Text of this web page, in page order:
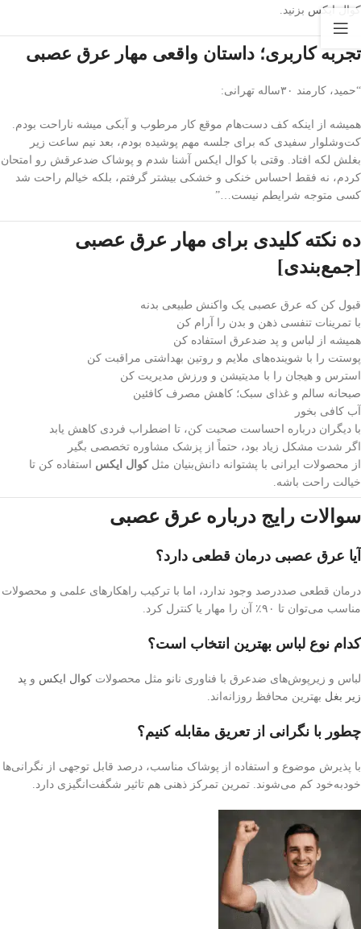
کوال ایکس بزنید.
تجربه کاربری؛ داستان واقعی مهار عرق عصبی
“حمید، کارمند ۳۰ساله تهرانی:
همیشه از اینکه کف دست‌هام موقع کار مرطوب و آبکی میشه ناراحت بودم.
کت‌و‌شلوار سفیدی که برای جلسه مهم پوشیده بودم، بعد نیم ساعت زیر
بغلش لکه افتاد. وقتی با کوال ایکس آشنا شدم و پوشاک ضدعرقش رو امتحان
کردم، نه فقط احساس خنکی و خشکی بیشتر گرفتم، بلکه خیالم راحت شد
کسی متوجه شرایطم نیست…”
ده نکته کلیدی برای مهار عرق عصبی
[جمع‌بندی]
قبول کن که عرق عصبی یک واکنش طبیعی بدنه
با تمرینات تنفسی ذهن و بدن را آرام کن
همیشه از لباس و پد ضدعرق استفاده کن
پوستت را با شوینده‌های ملایم و روتین بهداشتی مراقبت کن
استرس و هیجان را با مدیتیشن و ورزش مدیریت کن
صبحانه سالم و غذای سبک؛ کاهش مصرف کافئین
آب کافی بخور
با دیگران درباره احساست صحبت کن، تا اضطراب فردی کاهش یابد
اگر شدت مشکل زیاد بود، حتماً از پزشک مشاوره تخصصی بگیر
از محصولات ایرانی با پشتوانه دانش‌بنیان مثل کوال ایکس استفاده کن تا
خیالت راحت باشه.
سوالات رایج درباره عرق عصبی
آیا عرق عصبی درمان قطعی دارد؟
درمان قطعی صددرصد وجود ندارد، اما با ترکیب راهکارهای علمی و محصولات
مناسب می‌توان تا ۹۰٪ آن را مهار یا کنترل کرد.
کدام نوع لباس بهترین انتخاب است؟
لباس و زیرپوش‌های ضدعرق با فناوری نانو مثل محصولات کوال ایکس و پد
زیر بغل بهترین محافظ روزانه‌اند.
چطور با نگرانی از تعریق مقابله کنیم؟
با پذیرش موضوع و استفاده از پوشاک مناسب، درصد قابل توجهی از نگرانی‌ها
خودبه‌خود کم می‌شوند. تمرین تمرکز ذهنی هم تاثیر شگفت‌انگیزی دارد.